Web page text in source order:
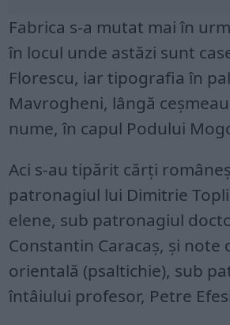
Fabrica s-a mutat mai în
în locul unde astăzi sunt
Florescu, iar tipografia în
Mavrogheni, lângă
nume, în capul Podului
Aci s-au tipărit cărţi
patronagiul lui Dimitrie
elene, sub patronagiul
Constantin Caracaş, şi note
orientală (psaltichie), sub
întâiului profesor, Petre